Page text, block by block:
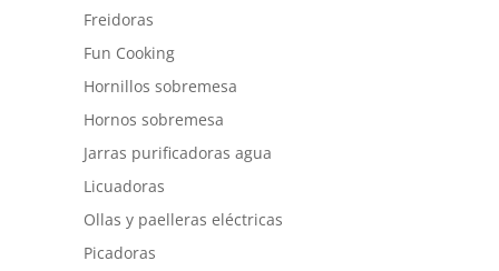
Freidoras
Fun Cooking
Hornillos sobremesa
Hornos sobremesa
Jarras purificadoras agua
Licuadoras
Ollas y paelleras eléctricas
Picadoras